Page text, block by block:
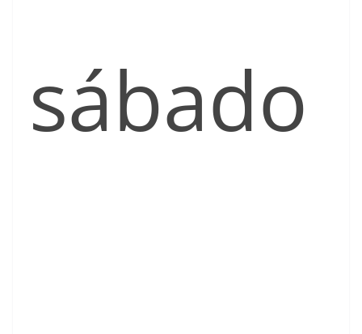
sábado